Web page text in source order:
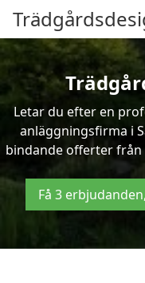
Letar du efter en
anläggningsfirma i
bindande offerter från
Få 3